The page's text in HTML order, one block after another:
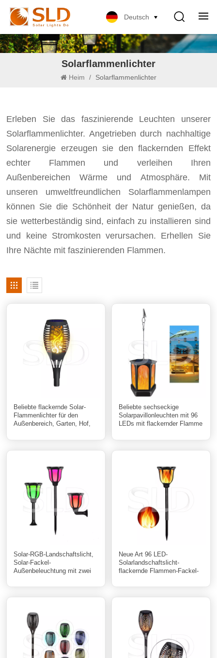
Deutsch
Solarflammenlichter
Heim / Solarflammenlichter
Erleben Sie das faszinierende Leuchten unserer
Solarflammenlichter. Angetrieben durch nachhaltige
Solarenergie erzeugen sie den flackernden Effekt
echter Flammen und verleihen Ihren
Außenbereichen Wärme und Atmosphäre. Mit
unseren umweltfreundlichen Solarflammenlampen
können Sie die Schönheit der Natur genießen, da
sie wetterbeständig sind, einfach zu installieren sind
und keine Stromkosten verursachen. Erhellen Sie
Ihre Nächte mit faszinierenden Flammen.
Beliebte flackernde Solar-
Flammenlichter für den
Außenbereich, Garten, Hof,
Beliebte sechseckige
Solarpavillonleuchten mit 96
LEDs mit flackernder Flamme
Innenhof
Solar-RGB-Landschaftslicht,
Solar-Fackel-
Außenbeleuchtung mit zwei
Garten
Neue Art 96 LED-
Solarlandschaftslicht-
flackernde Flammen-Fackel-